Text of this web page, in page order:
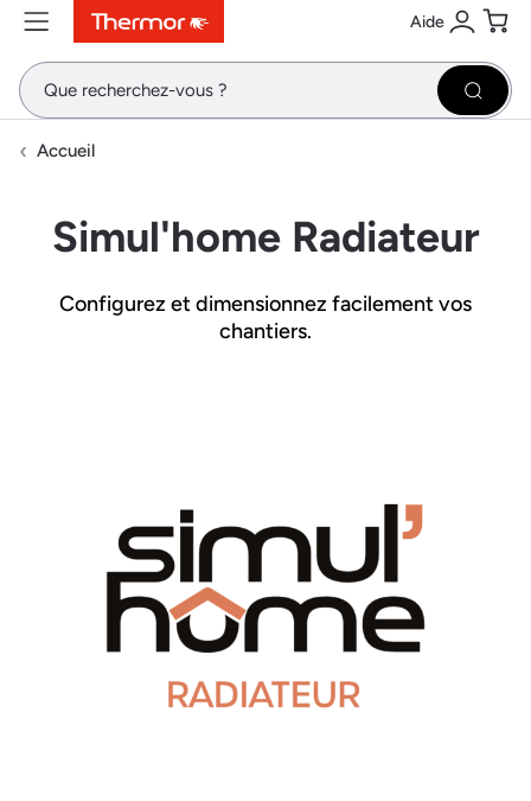
ContenuMenuRecherche Aide
Se
Accueil
Simul'home Radiateur
Configurez et dimensionnez facilement vos
chantiers.